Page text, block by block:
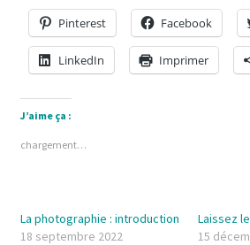
Pinterest Facebook
LinkedIn Imprimer
J’aime ça :
chargement…
La photographie : introduction
18 septembre 2022
Laissez
15